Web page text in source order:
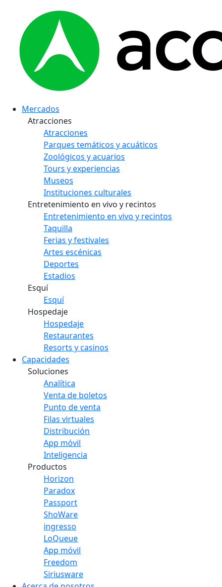
Mercados
Atracciones
Atracciones
Parques temáticos y acuáticos
Zoológicos y acuarios
Tours y experiencias
Museos
Instituciones culturales
Entretenimiento en vivo y recintos
Entretenimiento en vivo y recintos
Taquilla
Ferias y festivales
Artes escénicas
Deportes
Estadios
Esquí
Esquí
Hospedaje
Hospedaje
Restaurantes
Resorts y casinos
Capacidades
Soluciones
Analítica
Venta de boletos
Punto de venta
Filas virtuales
Distribución
App móvil
Inteligencia
Productos
Horizon
Paradox
Passport
ShoWare
ingresso
LoQueue
App móvil
Freedom
Siriusware